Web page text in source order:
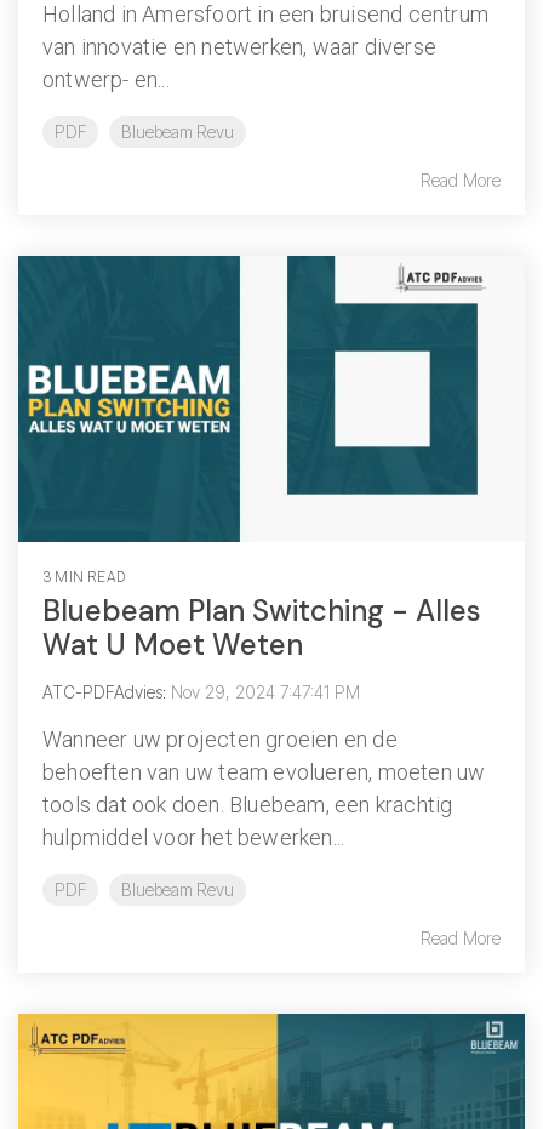
Holland in Amersfoort in een bruisend centrum
van innovatie en netwerken, waar diverse
ontwerp- en...
PDF Bluebeam Revu
Read More
3 MIN READ
Bluebeam Plan Switching - Alles
Wat U Moet Weten
ATC-PDFAdvies: Nov 29, 2024 7:47:41 PM
Wanneer uw projecten groeien en de
behoeften van uw team evolueren, moeten uw
tools dat ook doen. Bluebeam, een krachtig
hulpmiddel voor het bewerken...
PDF Bluebeam Revu
Read More